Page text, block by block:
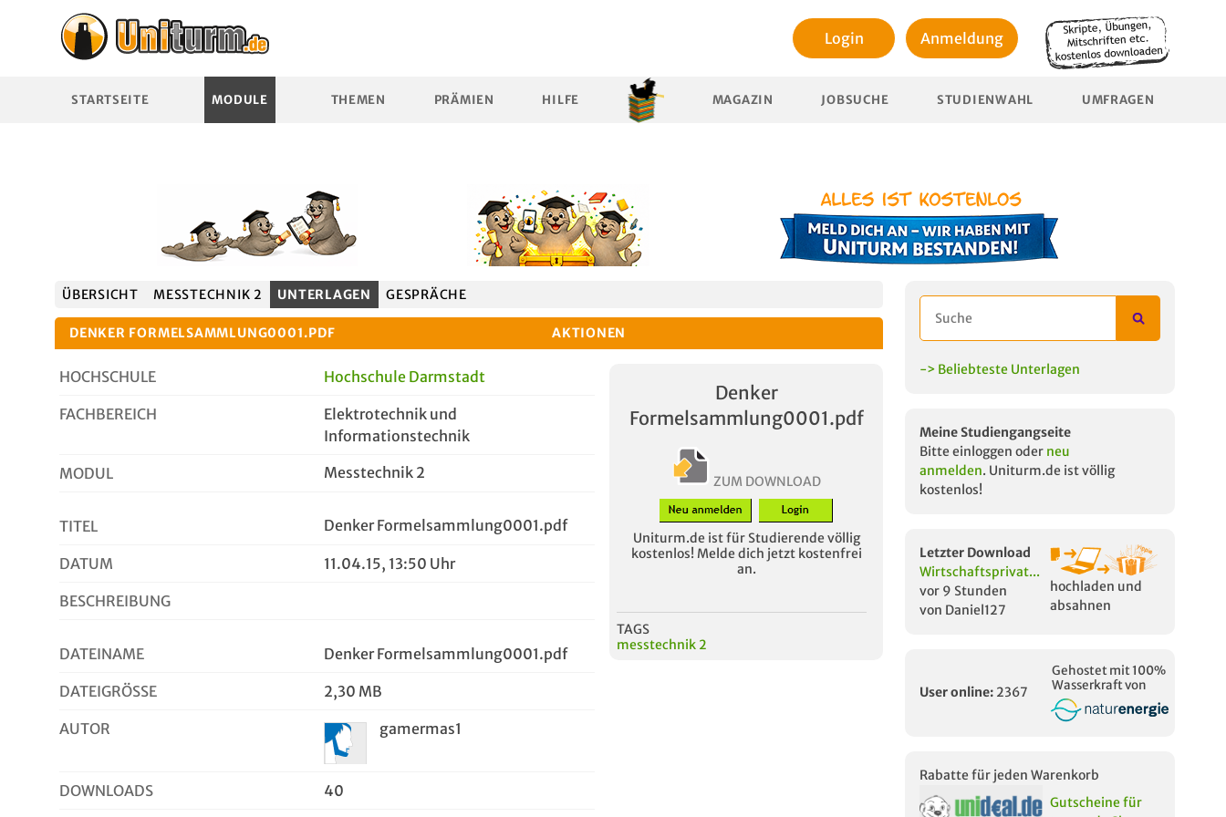
Login Anmeldung
STARTSEITE MODULE THEMEN PRÄMIEN HILFE MAGAZIN JOBSUCHE STUDIENWAHL UMFRAGEN
ÜBERSICHT MESSTECHNIK 2 UNTERLAGEN GESPRÄCHE
DENKER FORMELSAMMLUNG0001.PDF AKTIONEN
HOCHSCHULE Hochschule Darmstadt
FACHBEREICH
Elektrotechnik und
Informationstechnik
MODUL Messtechnik 2
TITEL Denker Formelsammlung0001.pdf
DATUM 11.04.15, 13:50 Uhr
BESCHREIBUNG
DATEINAME Denker Formelsammlung0001.pdf
DATEIGRÖSSE 2,30 MB
AUTOR gamermas1
DOWNLOADS 40
Denker
Formelsammlung0001.pdf
ZUM DOWNLOAD
Uniturm.de ist für Studierende völlig
kostenlos! Melde dich jetzt kostenfrei
an.
TAGS
messtechnik 2
-> Beliebteste Unterlagen
Meine Studiengangseite
Bitte einloggen oder neu
anmelden. Uniturm.de ist völlig
kostenlos!
Letzter Download
Wirtschaftsprivat...
vor 9 Stunden
von Daniel127
hochladen und
absahnen
User online: 2367
Gehostet mit 100%
Wasserkraft von
Rabatte für jeden Warenkorb
Gutscheine für